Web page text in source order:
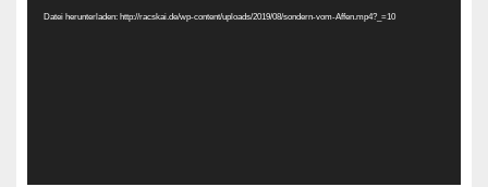
Datei herunterladen: http://racskai.de/wp-content/uploads/2019/08/sondern-vom-Affen.mp4?_=10